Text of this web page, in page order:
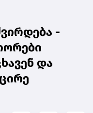
-
და